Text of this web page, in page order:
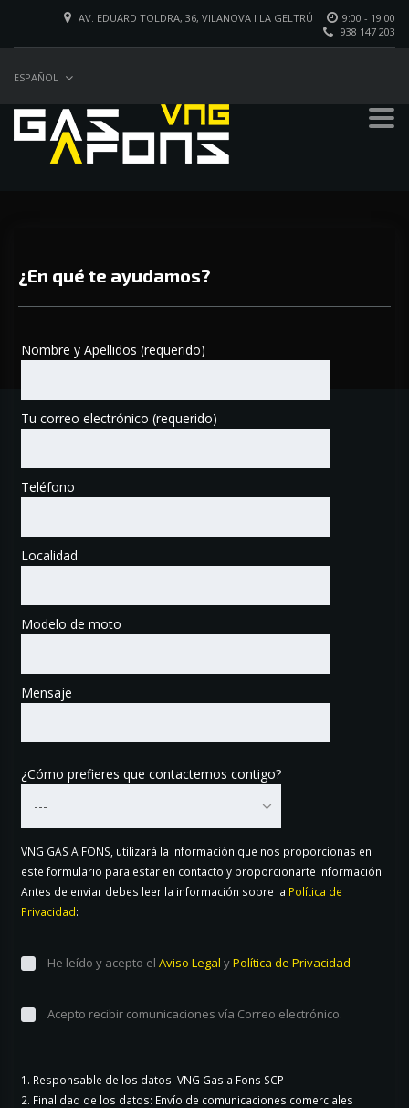
9:00 - 19:00
AV. EDUARD TOLDRA, 36, VILANOVA I LA GELTRÚ
938 147 203
ESPAÑOL
¿En qué te ayudamos?
Nombre y Apellidos (requerido)
Tu correo electrónico (requerido)
Teléfono
Localidad
Modelo de moto
Mensaje
¿Cómo prefieres que contactemos contigo?
---
VNG GAS A FONS, utilizará la información que nos proporcionas en
este formulario para estar en contacto y proporcionarte información.
Antes de enviar debes leer la información sobre la Política de
Privacidad:
He leído y acepto el Aviso Legal yPolítica de Privacidad
Acepto recibir comunicaciones vía Correo electrónico.
1. Responsable de los datos: VNG Gas a Fons SCP
2. Finalidad de los datos: Envío de comunicaciones comerciales